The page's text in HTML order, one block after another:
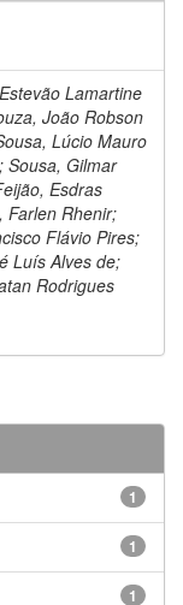
Lamartine
João Robson
Lúcio Mauro
Sousa, Gilmar
Esdras
Farlen Rhenir;
Flávio Pires;
Luís Alves de;
Rodrigues
1
1
1